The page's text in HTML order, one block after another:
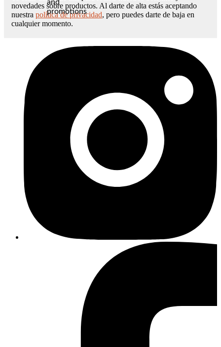
and
promotions
novedades sobre productos. Al darte de alta estás aceptando
nuestra política de privacidad, pero puedes darte de baja en
cualquier momento.